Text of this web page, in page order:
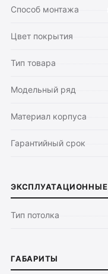
Способ монтажа
Цвет покрытия
Тип товара
Модельный ряд
Материал корпуса
Гарантийный срок
ЭКСПЛУАТАЦИОННЫЕ
Тип потолка
ГАБАРИТЫ